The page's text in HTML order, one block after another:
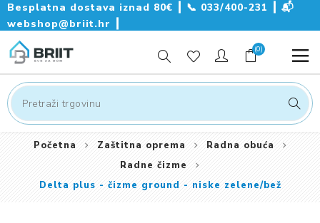
Besplatna dostava iznad 80€ ┃ 📞 033/400-231
📬
webshop@briit.hr
(0)
Početna Zaštitna oprema
Radna obuća
Radne čizme
Delta plus - čizme ground - niske zelene/bež